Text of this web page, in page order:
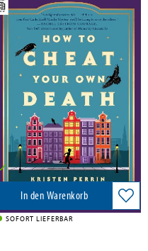
Perrin, Kristen
How to Cheat Your Own Death
Penguin LLC US, 2026
19,50 €
Versandkostenfrei in DE
In den Warenkorb
SOFORT LIEFERBAR